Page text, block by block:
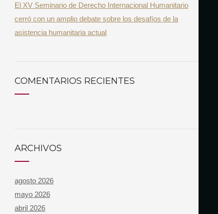
El XV Seminario de Derecho Internacional Humanitario
cerró con un amplio debate sobre los desafíos de la
asistencia humanitaria actual
COMENTARIOS RECIENTES
ARCHIVOS
agosto 2026
mayo 2026
abril 2026